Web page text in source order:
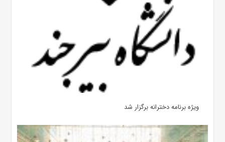
ویژه برنامه دخترانه برگزار شد